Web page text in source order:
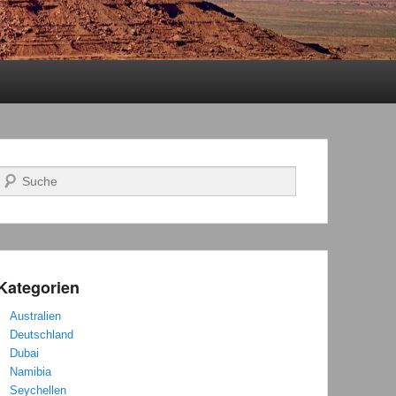
Suchen
Australien
Deutschland
Dubai
Namibia
Seychellen